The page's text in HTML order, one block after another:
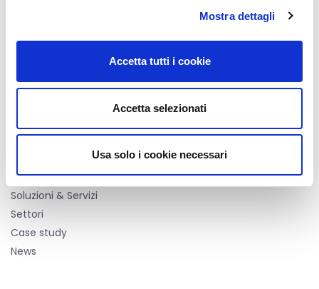
Mostra dettagli
Accetta tutti i cookie
Accetta selezionati
Usa solo i cookie necessari
info@stt-ictsolutions.it
MENU
Chi siamo
Soluzioni & Servizi
Settori
Case study
News